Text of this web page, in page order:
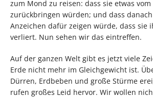
zum Mond zu reisen: dass sie etwas
zurückbringen würden; und dass
Anzeichen dafür zeigen würde, dass sie
verliert. Nun sehen wir das eintreffen.
Auf der ganzen Welt gibt es jetzt viele
Erde nicht mehr im Gleichgewicht ist.
Dürren, Erdbeben und große Stürme
rufen großes Leid hervor. Wir wollen